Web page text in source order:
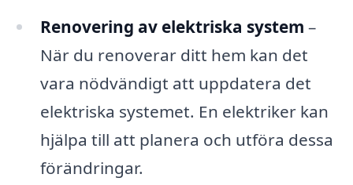
Renovering av elektriska system –
När du renoverar ditt hem kan det
vara nödvändigt att uppdatera det
elektriska systemet. En elektriker kan
hjälpa till att planera och utföra dessa
förändringar.